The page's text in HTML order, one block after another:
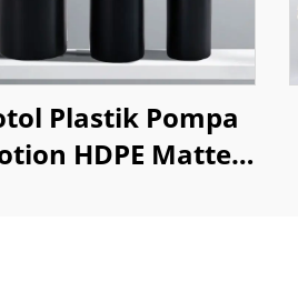
Plastik Pompa
HDPE Matte